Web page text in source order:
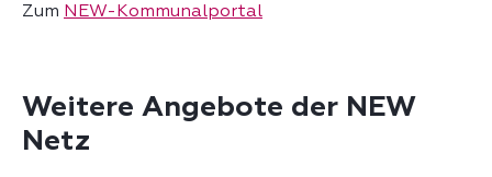
Zum NEW-Kommunalportal
Weitere Angebote der NEW
Netz